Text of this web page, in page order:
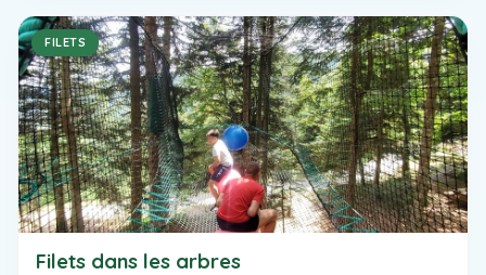
FILETS
Filets dans les arbres